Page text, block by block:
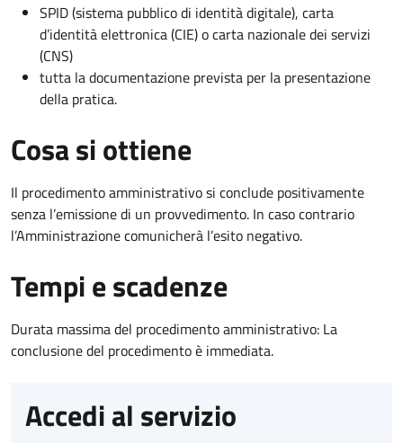
SPID (sistema pubblico di identità digitale), carta
d’identità elettronica (CIE) o carta nazionale dei servizi
(CNS)
tutta la documentazione prevista per la presentazione
della pratica.
Cosa si ottiene
Il procedimento amministrativo si conclude positivamente
senza l’emissione di un provvedimento. In caso contrario
l’Amministrazione comunicherà l’esito negativo.
Tempi e scadenze
Durata massima del procedimento amministrativo: La
conclusione del procedimento è immediata.
Accedi al servizio